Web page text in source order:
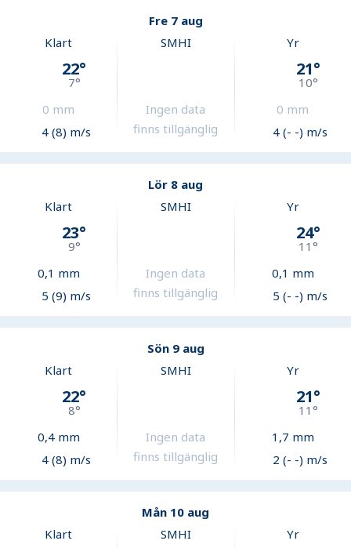
Fre 7 aug
Klart
22°
7°
0 mm
4 (8) m/s
SMHI
Ingen data
finns tillgänglig
Yr
21°
10°
0 mm
4 (- -) m/s
Lör 8 aug
Klart
23°
9°
0,1 mm
5 (9) m/s
SMHI
Ingen data
finns tillgänglig
Yr
24°
11°
0,1 mm
5 (- -) m/s
Sön 9 aug
Klart
22°
8°
0,4mm
4 (8) m/s
SMHI
Ingen data
finns tillgänglig
Yr
21°
11°
1,7 mm
2 (- -) m/s
Mån 10 aug
Klart
SMHI Yr